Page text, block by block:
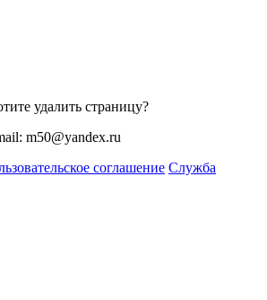
удалить страницу?
m50@yandex.ru
соглашение Служба